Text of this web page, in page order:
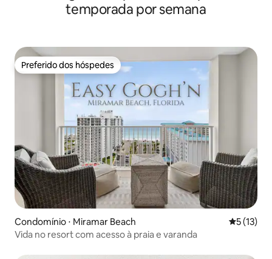
temporada por semana
Preferido dos hóspedes
Preferido dos hóspedes
Condomínio ⋅ Miramar Beach 5 de uma
5 (13)
Vida no resort com acesso à praia e varanda